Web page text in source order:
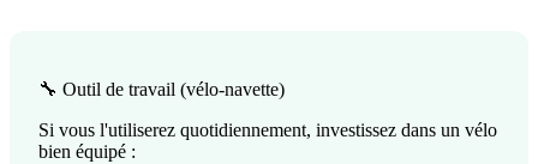
🔧 Outil de travail (vélo-navette)
Si vous l'utiliserez quotidiennement, investissez dans un vélo
bien équipé :